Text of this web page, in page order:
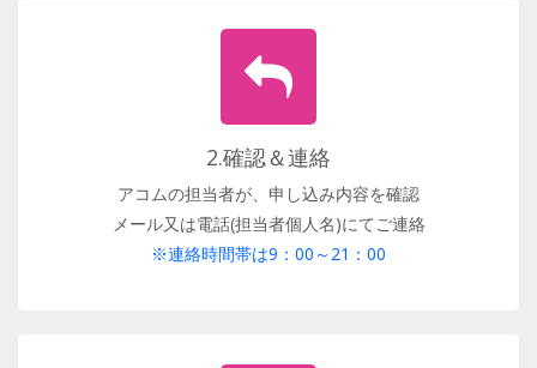
2.確認＆連絡
アコムの担当者が、申し込み内容を確認
メール又は電話(担当者個人名)にてご連絡
※連絡時間帯は9：00～21：00